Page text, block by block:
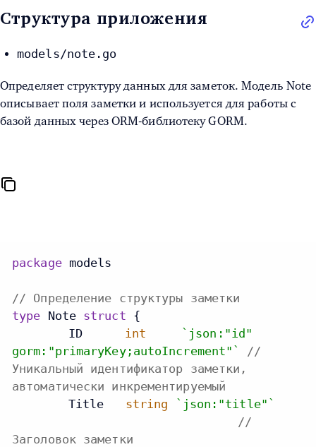
Структура приложения
models/note.go
Определяет структуру данных для заметок. Модель Note
описывает поля заметки и используется для работы с
базой данных через ORM-библиотеку GORM.
package models
// Определение структуры заметки
type Note struct {
int
`json:"id"
gorm:"primaryKey;autoIncrement"`
//
Уникальный идентификатор заметки,
автоматически инкрементируемый
	Title
string
`json:"title"`
//
Заголовок заметки